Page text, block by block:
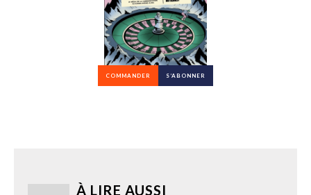
COMMANDER S’ABONNER
À LIRE AUSSI